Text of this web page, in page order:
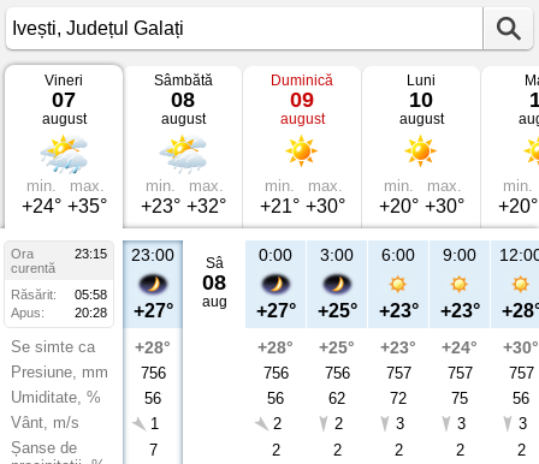
Vremea
Ivești
Județul
Galați
Vineri
07
august
min.
+24°
max.
+35°
Sâmbătă
08
august
min.
+23°
max.
+32°
Duminică
09
august
min.
+21°
max.
+30°
Luni
10
august
min.
+20°
max.
+30°
min.
+20°
Ora
23:15
curentă
Răsărit:
05:58
Apus:
20:28
Se simte ca
Presiune, mm
Umiditate, %
Vânt, m/s
Șanse de
23:00
+27°
+28°
756
56
1
7
Sâ
08
aug
0:00
+27°
+28°
756
56
2
2
3:00
+25°
+25°
756
62
2
2
6:00
+23°
+23°
757
72
3
2
9:00
+23°
+24°
757
75
3
2
+30°
757
56
3
2